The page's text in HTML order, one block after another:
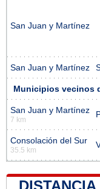
San Juan y Martínez
San Juan y Martínez
Municipios vecinos
San Juan y Martínez
7 km
Consolación del Sur
35.5 km